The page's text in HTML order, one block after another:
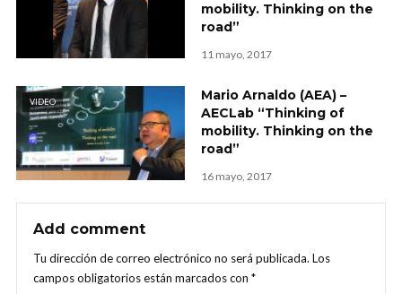
mobility. Thinking on the
road”
11 mayo, 2017
VIDEO
Mario Arnaldo (AEA) –
AECLab “Thinking of
mobility. Thinking on the
road”
16 mayo, 2017
Add comment
Tu dirección de correo electrónico no será publicada. Los
campos obligatorios están marcados con *